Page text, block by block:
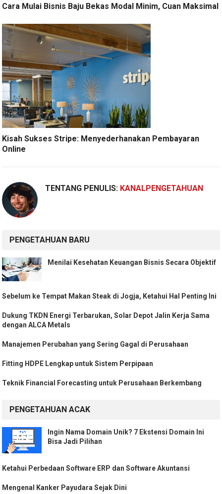
Cara Mulai Bisnis Baju Bekas Modal Minim, Cuan Maksimal
Kisah Sukses Stripe: Menyederhanakan Pembayaran
Online
TENTANG PENULIS: KANALPENGETAHUAN
PENGETAHUAN BARU
Menilai Kesehatan Keuangan Bisnis Secara Objektif
Sebelum ke Tempat Makan Steak di Jogja, Ketahui Hal Penting Ini
Dukung TKDN Energi Terbarukan, Solar Depot Jalin Kerja Sama
dengan ALCA Metals
Manajemen Perubahan yang Sering Gagal di Perusahaan
Fitting HDPE Lengkap untuk Sistem Perpipaan
Teknik Financial Forecasting untuk Perusahaan Berkembang
PENGETAHUAN ACAK
Ingin Nama Domain Unik? 7 Ekstensi Domain Ini
Bisa Jadi Pilihan
Ketahui Perbedaan Software ERP dan Software Akuntansi
Mengenal Kanker Payudara Sejak Dini